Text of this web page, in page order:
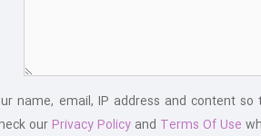
name, email, IP address and content
ourPrivacy Policyand Terms Of Use